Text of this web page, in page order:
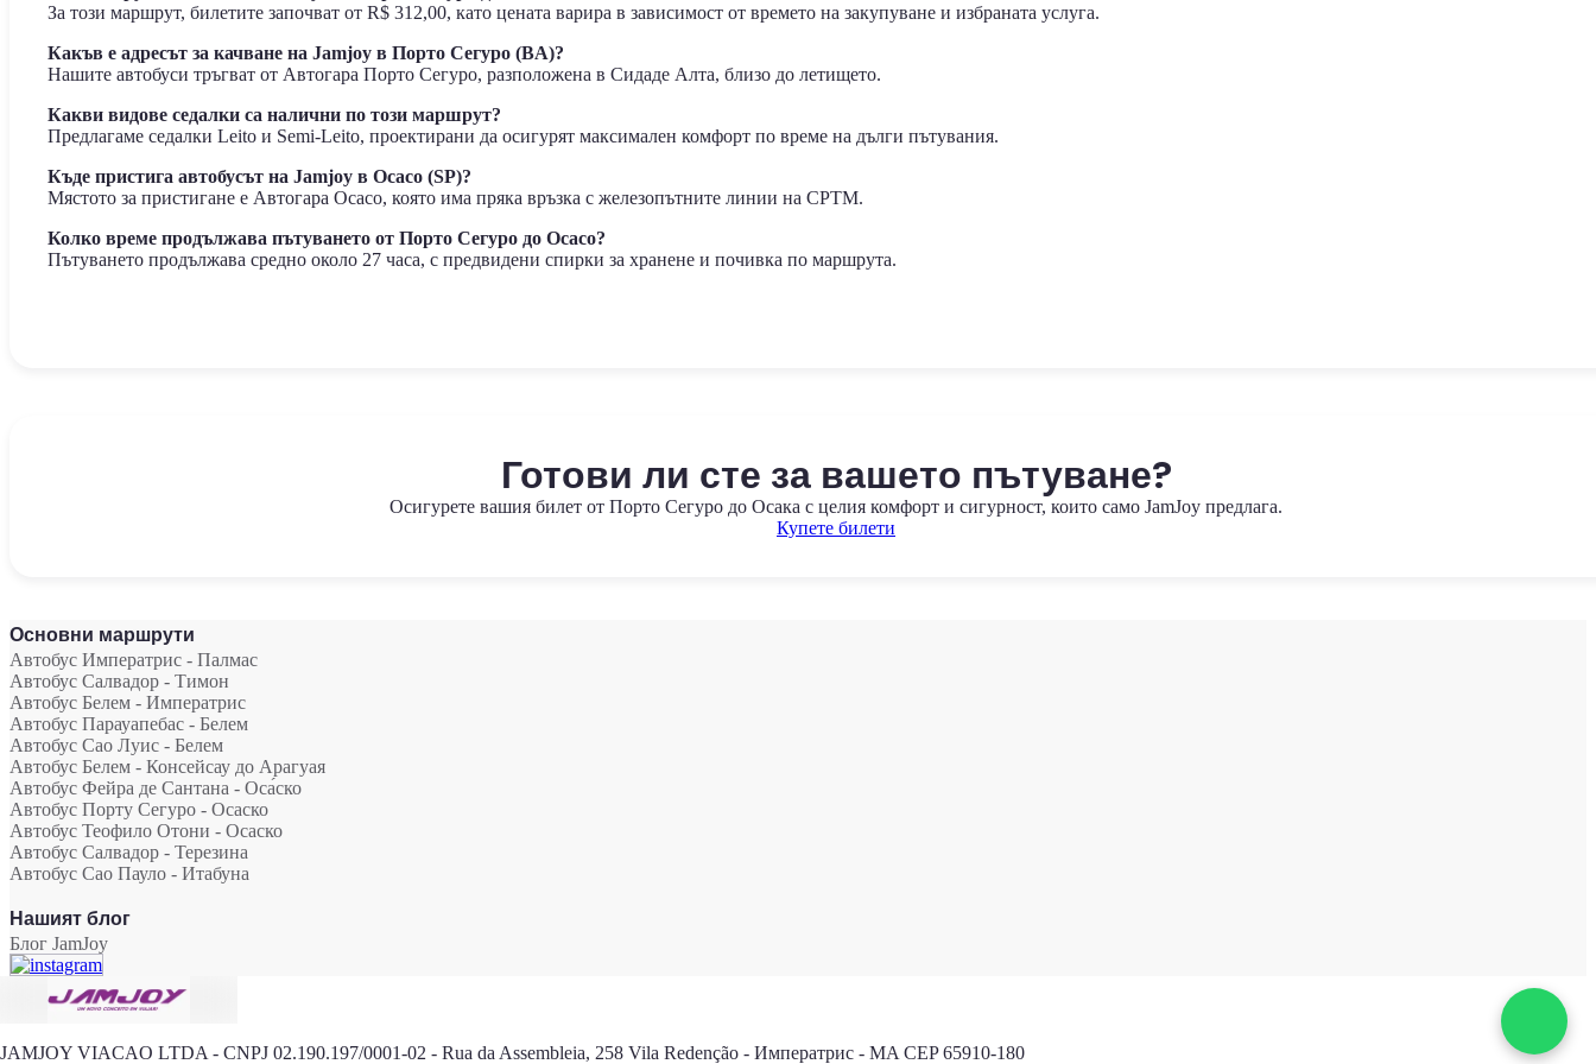
За този маршрут, билетите започват от R$ 312,00, като цената варира в зависимост от времето на закупуване и избраната услуга.
Какъв е адресът за качване на Jamjoy в Порто Сегуро (BA)?
Нашите автобуси тръгват от Автогара Порто Сегуро, разположена в Сидаде Алта, близо до летището.
Какви видове седалки са налични по този маршрут?
Предлагаме седалки Leito и Semi-Leito, проектирани да осигурят максимален комфорт по време на дълги пътувания.
Къде пристига автобусът на Jamjoy в Осаcо (SP)?
Мястото за пристигане е Автогара Осаcо, която има пряка връзка с железопътните линии на CPTM.
Колко време продължава пътуването от Порто Сегуро до Осаcо?
Пътуването продължава средно около 27 часа, с предвидени спирки за хранене и почивка по маршрута.
Готови ли сте за вашето пътуване?
Осигурете вашия билет от Порто Сегуро до Осака с целия комфорт и сигурност, които само JamJoy предлага.
Купете билети
Основни маршрути
Автобус Императрис - Палмас
Автобус Салвадор - Тимон
Автобус Белем - Императрис
Автобус Парауапебас - Белем
Автобус Сао Луис - Белем
Автобус Белем - Консейсау до Арагуая
Автобус Фейра де Сантана - Оса́ско
Автобус Порту Сегуро - Осаско
Автобус Теофило Отони - Осаско
Автобус Салвадор - Терезина
Автобус Сао Пауло - Итабунa
Нашият блог
Блог JamJoy
JAMJOY VIACAO LTDA - CNPJ 02.190.197/0001-02 - Rua da Assembleia, 258 Vila Redenção - Императрис - MA CEP 65910-180